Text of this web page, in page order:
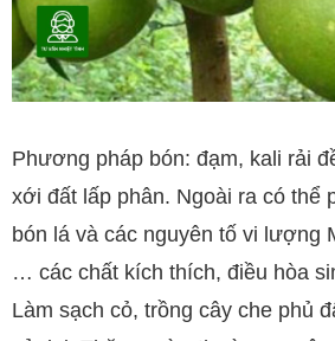
Phương pháp bón: đạm, kali rải
xới đất lấp phân. Ngoài ra có thể
bón lá và các nguyên tố vi lượng
… các chất kích thích, điều hòa
Làm sạch cỏ, trồng cây che phủ